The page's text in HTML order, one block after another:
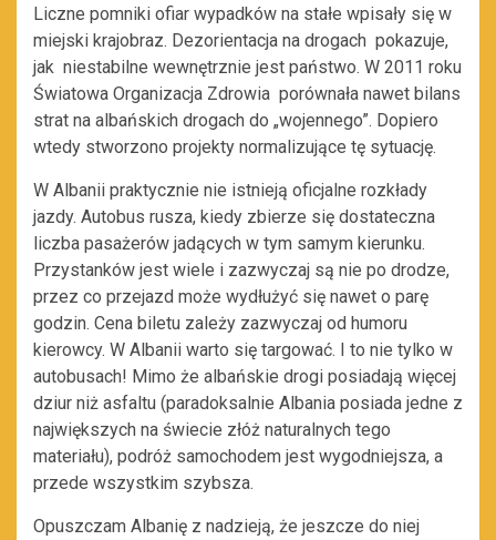
Liczne pomniki ofiar wypadków na stałe wpisały się w
miejski krajobraz. Dezorientacja na drogach pokazuje,
jak niestabilne wewnętrznie jest państwo. W 2011 roku
Światowa Organizacja Zdrowia porównała nawet bilans
strat na albańskich drogach do „wojennego”. Dopiero
wtedy stworzono projekty normalizujące tę sytuację.
W Albanii praktycznie nie istnieją oficjalne rozkłady
jazdy. Autobus rusza, kiedy zbierze się dostateczna
liczba pasażerów jadących w tym samym kierunku.
Przystanków jest wiele i zazwyczaj są nie po drodze,
przez co przejazd może wydłużyć się nawet o parę
godzin. Cena biletu zależy zazwyczaj od humoru
kierowcy. W Albanii warto się targować. I to nie tylko w
autobusach! Mimo że albańskie drogi posiadają więcej
dziur niż asfaltu (paradoksalnie Albania posiada jedne z
największych na świecie złóż naturalnych tego
materiału), podróż samochodem jest wygodniejsza, a
przede wszystkim szybsza.
Opuszczam Albanię z nadzieją, że jeszcze do niej